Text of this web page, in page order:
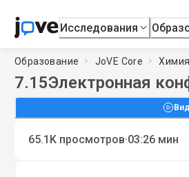
Исследования
Образование JoVE Core Химия
7.15Электронная
65.1K просмотров·03:26 мин